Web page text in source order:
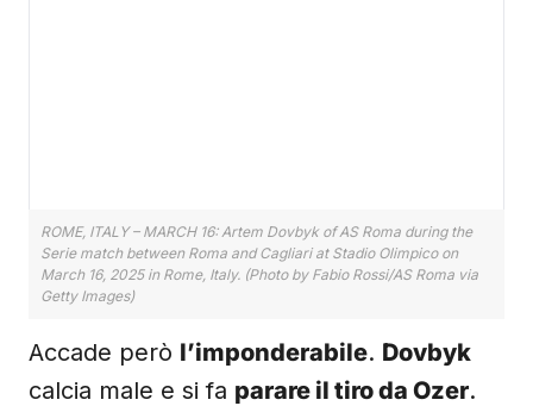
ROME, ITALY – MARCH 16: Artem Dovbyk of AS Roma during the
Serie match between Roma and Cagliari at Stadio Olimpico on
March 16, 2025 in Rome, Italy. (Photo by Fabio Rossi/AS Roma via
Getty Images)
Accade però l’imponderabile. Dovbyk
calcia male e si fa parare il tiro da Ozer.